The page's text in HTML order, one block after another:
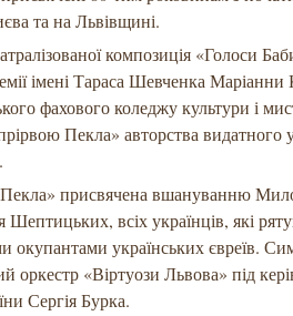
та на Львівщині.
композиція «Голоси
імені Тараса Шевченка Маріанни
фахового коледжу культури і
Пекла» авторства видатного
присвячена вшануванню
Шептицьких, всіх українців, які
окупантами українських євреїв.
оркестр «Віртуози Львова» під
Сергія Бурка.